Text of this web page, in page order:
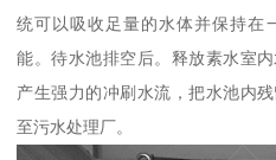
统可以吸收足量的水体并保持在
能。待水池排空后。释放素水室
产生强力的冲刷水流，把水池内
至污水处理厂。